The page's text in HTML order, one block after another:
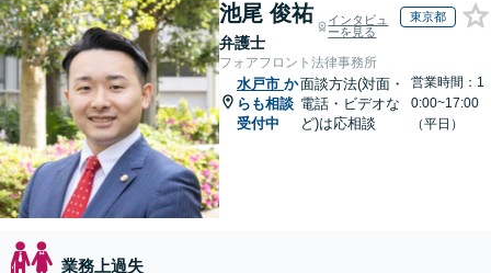
池尾 俊祐
弁護士
インタビュ
ーを見る
東京都
フォアフロント法律事務所
水戸市 か
らも相談
受付中
面談方法(対面・
電話・ビデオな
ど)は応相談
営業時間：1
0:00~17:00
（平日）
業務上過失